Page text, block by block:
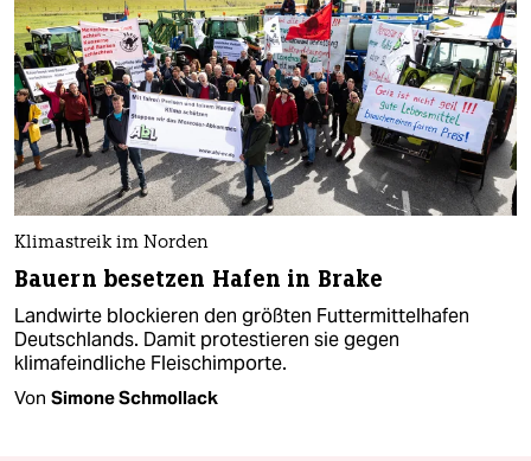
Klimastreik im Norden
Bauern besetzen Hafen in Brake
Landwirte blockieren den größten Futtermittelhafen
Deutschlands. Damit protestieren sie gegen
klimafeindliche Fleischimporte.
Von Simone Schmollack